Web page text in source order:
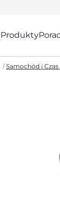
Produkty
Samochód i